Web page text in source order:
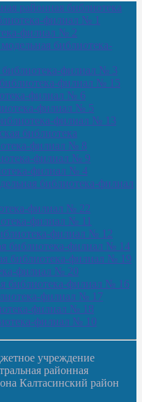
районная библиотека
филиал № 1
филиал № 2
библиотека-
библиотека-филиал № 3
филиал № 15
филиал № 6
филиал № 5
филиал № 13
библиотека
филиал № 8
филиал № 9
филиал № 4
библиотека-филиал
филиал № 22
филиал № 11
филиал № 12
библиотека-филиал № 14
библиотека-филиал № 19
филиал № 20
библиотека-филиал № 16
филиал № 17
филиал № 18
филиал № 10
учреждение
районная
Калтасинский район